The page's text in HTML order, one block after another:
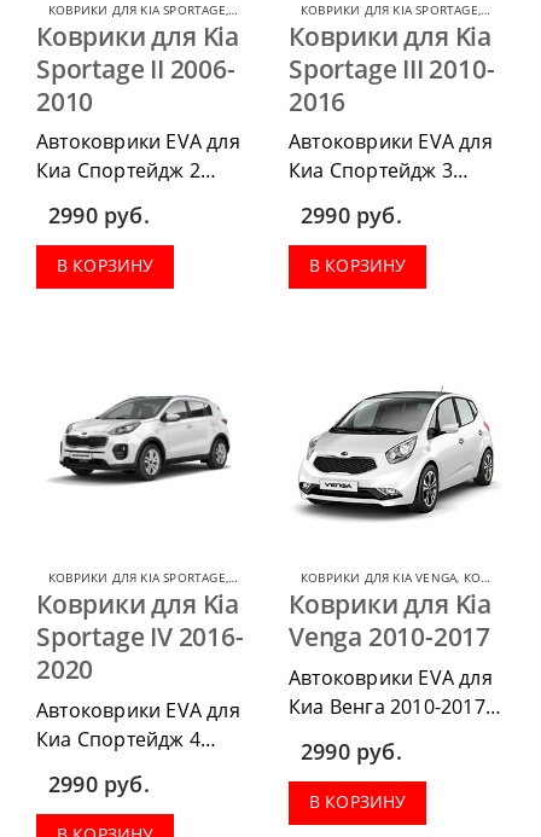
КОВРИКИ ДЛЯ KIA SPORTAGE, КОВРИКИ ДЛЯ KIA
Коврики для Kia
Sportage II 2006-
2010
Автоковрики EVA для
Киа Спортейдж 2
приобрести в
комплектации:
водительский коврик,
2990 руб.
В КОРЗИНУ
КОВРИКИ ДЛЯ KIA SPORTAGE,
Коврики для Kia
Sportage III 2010-
2016
Автоковрики EVA для
Киа Спортейдж 3
приобрести в
комплектации:
водительский коврик,
2990 руб.
В КОРЗИНУ
КОВРИКИ ДЛЯ KIA SPORTAGE, КОВРИКИ ДЛЯ KIA
Коврики для Kia
Sportage IV 2016-
2020
Автоковрики EVA для
Киа Спортейдж 4
приобрести в
комплектации:
2990 руб.
КОВРИКИ ДЛЯ KIA VENGA, КОВРИКИ ДЛЯ KIA
Коврики для Kia
Venga 2010-2017
Автоковрики EVA для
Киа Венга 2010-2017
комплектации:
водительский коврик,
комплект передних,
2990 руб.
В КОРЗИНУ